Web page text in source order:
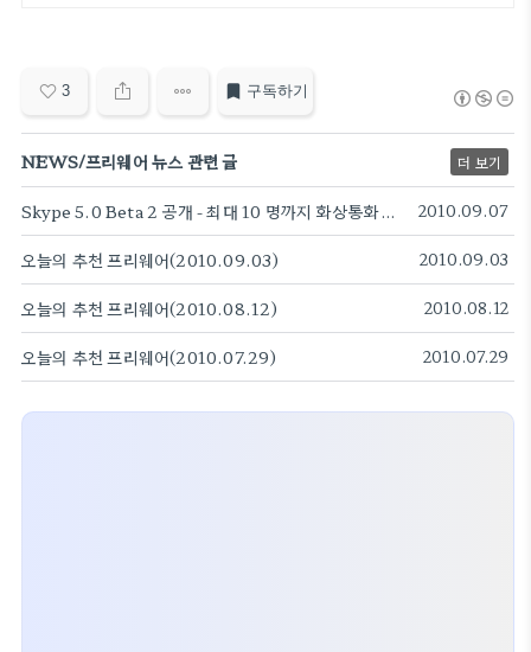
3 구독하기
NEWS/프리웨어 뉴스 관련 글 더 보기
Skype 5.0 Beta 2 공개 - 최대 10 명까지 화상통화 가능 2010.09.07
오늘의 추천 프리웨어(2010.09.03) 2010.09.03
오늘의 추천 프리웨어(2010.08.12) 2010.08.12
오늘의 추천 프리웨어(2010.07.29) 2010.07.29